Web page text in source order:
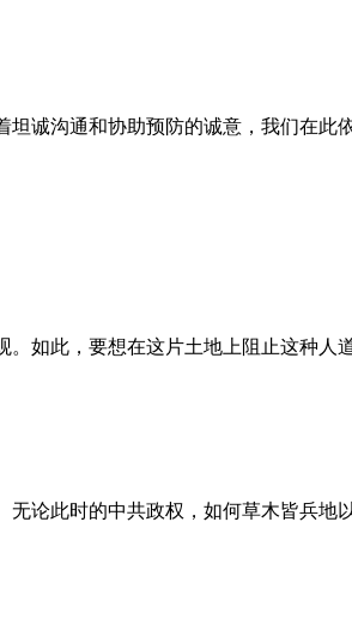
诚沟通和协助预防的诚意，我们在此
如此，要想在这片土地上阻止这种人
论此时的中共政权，如何草木皆兵地